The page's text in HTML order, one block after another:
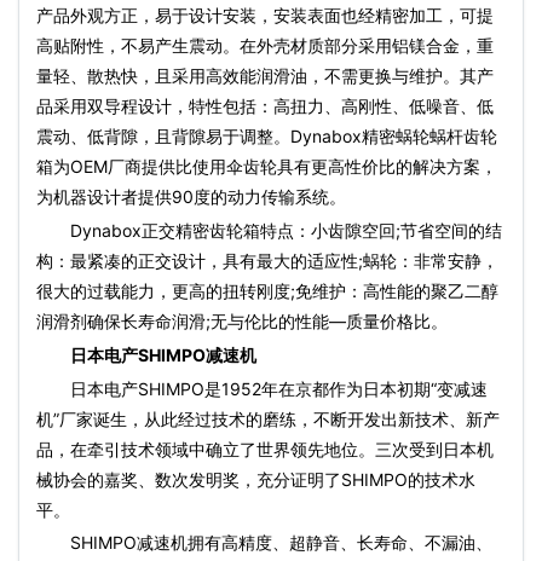
产品外观方正，易于设计安装，安装表面也经精密加工，可提
高贴附性，不易产生震动。在外壳材质部分采用铝镁合金，重
量轻、散热快，且采用高效能润滑油，不需更换与维护。其产
品采用双导程设计，特性包括：高扭力、高刚性、低噪音、低
震动、低背隙，且背隙易于调整。Dynabox精密蜗轮蜗杆齿轮
箱为OEM厂商提供比使用伞齿轮具有更高性价比的解决方案，
为机器设计者提供90度的动力传输系统。
Dynabox正交精密齿轮箱特点：小齿隙空回;节省空间的结
构：最紧凑的正交设计，具有最大的适应性;蜗轮：非常安静，
很大的过载能力，更高的扭转刚度;免维护：高性能的聚乙二醇
润滑剂确保长寿命润滑;无与伦比的性能—质量价格比。
日本电产SHIMPO减速机
日本电产SHIMPO是1952年在京都作为日本初期“变减速
机”厂家诞生，从此经过技术的磨练，不断开发出新技术、新产
品，在牵引技术领域中确立了世界领先地位。三次受到日本机
械协会的嘉奖、数次发明奖，充分证明了SHIMPO的技术水
平。
SHIMPO减速机拥有高精度、超静音、长寿命、不漏油、